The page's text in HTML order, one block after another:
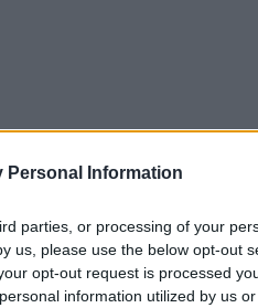
Personal Information
parties, or processing of your
us, please use the below opt-out
opt-out request is processed
information utilized by us
η επεξεργασία
ερχόμενη Δευτέρα,
Ολομέλεια του